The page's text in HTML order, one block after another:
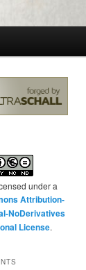
under a
Attribution-
NoDerivatives
License.